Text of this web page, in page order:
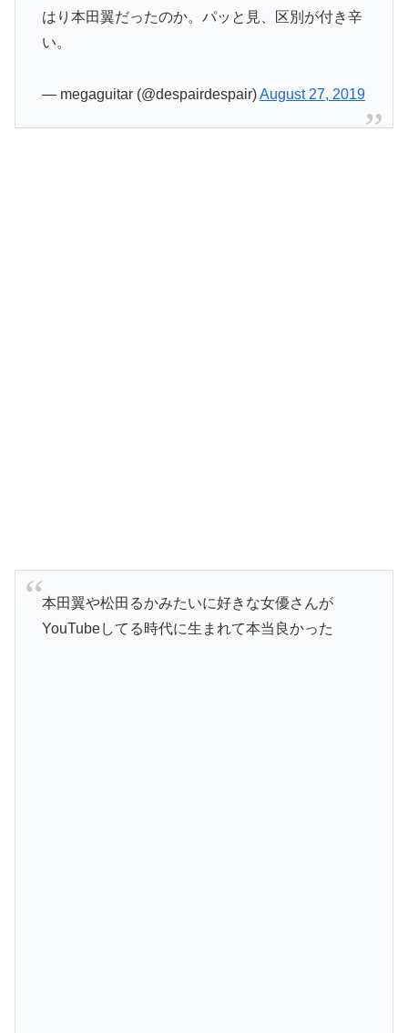
はり本田翼だったのか。パッと見、区別が付き辛
い。
— megaguitar (@despairdespair)August 27, 2019
本田翼や松田るかみたいに好きな女優さんが
YouTubeしてる時代に生まれて本当良かった